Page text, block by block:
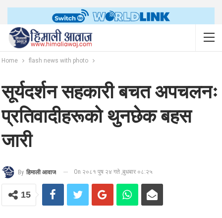
Home flash news with photo
सूर्यदर्शन सहकारी बचत अपचलनः
प्रतिवादीहरूको थुनछेक बहस
जारी
By हिमाली आवाज On २०८१ पुष २४ गते ,बुधबार ०८:२५
15